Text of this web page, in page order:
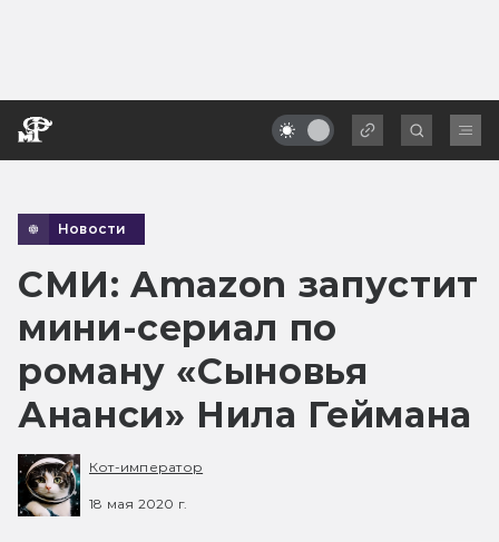
Новости
СМИ: Amazon запустит
мини-сериал по
роману «Сыновья
Ананси» Нила Геймана
Кот-император
18 мая 2020 г.